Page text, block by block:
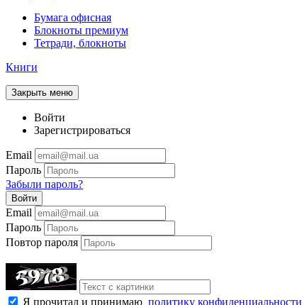
Бумага офисная
Блокноты премиум
Тетради, блокноты
Книги
Закрыть меню
Войти
Зарегистрироваться
Email
Пароль
Забыли пароль?
Войти
Email
Пароль
Повтор пароля
Я прочитал и принимаю политику конфиденциальности